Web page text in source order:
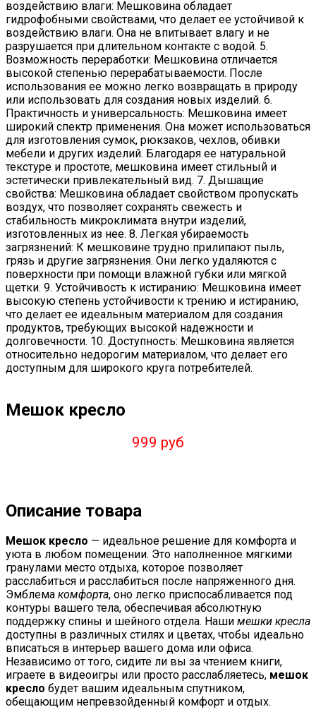
воздействию влаги: Мешковина обладает
гидрофобными свойствами, что делает ее устойчивой к
воздействию влаги. Она не впитывает влагу и не
разрушается при длительном контакте с водой. 5.
Возможность переработки: Мешковина отличается
высокой степенью перерабатываемости. После
использования ее можно легко возвращать в природу
или использовать для создания новых изделий. 6.
Практичность и универсальность: Мешковина имеет
широкий спектр применения. Она может использоваться
для изготовления сумок, рюкзаков, чехлов, обивки
мебели и других изделий. Благодаря ее натуральной
текстуре и простоте, мешковина имеет стильный и
эстетически привлекательный вид. 7. Дышащие
свойства: Мешковина обладает свойством пропускать
воздух, что позволяет сохранять свежесть и
стабильность микроклимата внутри изделий,
изготовленных из нее. 8. Легкая убираемость
загрязнений: К мешковине трудно прилипают пыль,
грязь и другие загрязнения. Они легко удаляются с
поверхности при помощи влажной губки или мягкой
щетки. 9. Устойчивость к истиранию: Мешковина имеет
высокую степень устойчивости к трению и истиранию,
что делает ее идеальным материалом для создания
продуктов, требующих высокой надежности и
долговечности. 10. Доступность: Мешковина является
относительно недорогим материалом, что делает его
доступным для широкого круга потребителей.
Мешок кресло
999 руб
Описание товара
Мешок кресло — идеальное решение для комфорта и
уюта в любом помещении. Это наполненное мягкими
гранулами место отдыха, которое позволяет
расслабиться и расслабиться после напряженного дня.
Эмблема комфорта, оно легко приспосабливается под
контуры вашего тела, обеспечивая абсолютную
поддержку спины и шейного отдела. Наши мешки кресла
доступны в различных стилях и цветах, чтобы идеально
вписаться в интерьер вашего дома или офиса.
Независимо от того, сидите ли вы за чтением книги,
играете в видеоигры или просто расслабляетесь, мешок
кресло будет вашим идеальным спутником,
обещающим непревзойденный комфорт и отдых.